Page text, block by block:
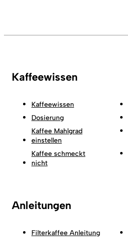
Kaffeewissen
Kaffeewissen
Dosierung
Kaffee Mahlgrad
einstellen
Kaffee schmeckt
nicht
Anleitungen
Filterkaffee Anleitung